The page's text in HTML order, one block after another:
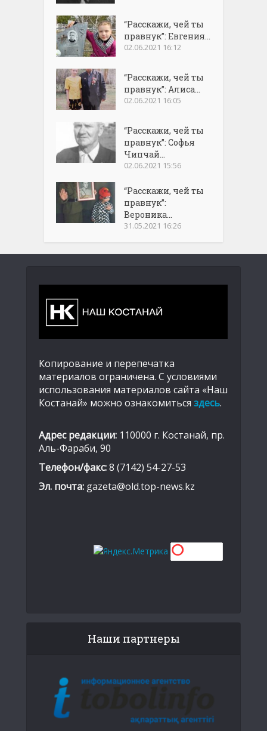
“Расскажи, чей ты
правнук”: Евгения...
02.06.2021 16:12
“Расскажи, чей ты
правнук”: Алиса...
02.06.2021 16:05
“Расскажи, чей ты
правнук”: Софья
Чипчай...
02.06.2021 15:56
“Расскажи, чей ты
правнук”:
Вероника...
31.05.2021 16:26
Копирование и перепечатка
материалов ограничена. С условиями
использования материалов сайта «Наш
Костанай» можно ознакомиться здесь.
Адрес редакции: 110000 г. Костанай, пр.
Аль-Фараби, 90
Телефон/факс:8 (7142) 54-27-53
Эл. почта: gazeta@old.top-news.kz
Наши партнеры